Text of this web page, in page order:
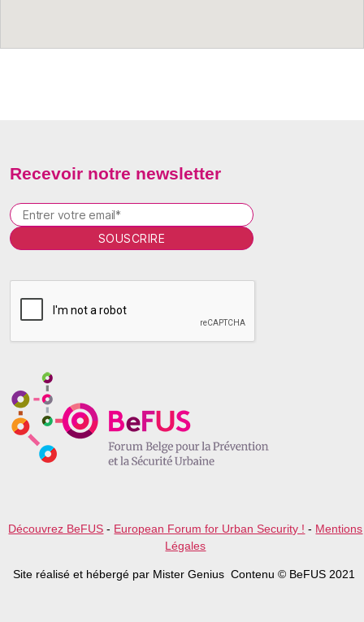
Recevoir notre newsletter
l
e
h
d
p
Découvrez BeFUS - European Forum for Urban Security ! - Mentions
Légales
Site réalisé et hébergé par Mister Genius Contenu © BeFUS 2021